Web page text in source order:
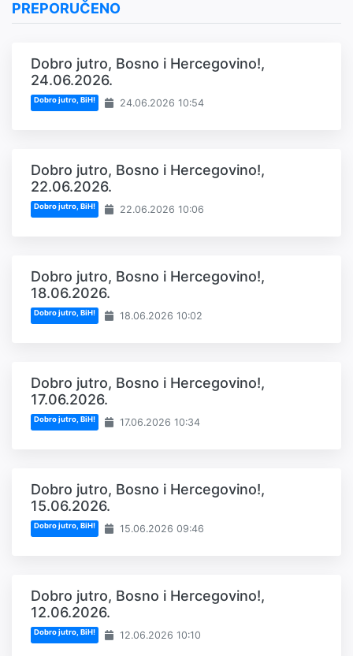
PREPORUČENO
Dobro jutro, Bosno i Hercegovino!,
24.06.2026.
Dobro jutro, BiH! 24.06.2026 10:54
Dobro jutro, Bosno i Hercegovino!,
22.06.2026.
Dobro jutro, BiH! 22.06.2026 10:06
Dobro jutro, Bosno i Hercegovino!,
18.06.2026.
Dobro jutro, BiH! 18.06.2026 10:02
Dobro jutro, Bosno i Hercegovino!,
17.06.2026.
Dobro jutro, BiH! 17.06.2026 10:34
Dobro jutro, Bosno i Hercegovino!,
15.06.2026.
Dobro jutro, BiH! 15.06.2026 09:46
Dobro jutro, Bosno i Hercegovino!,
12.06.2026.
Dobro jutro, BiH! 12.06.2026 10:10